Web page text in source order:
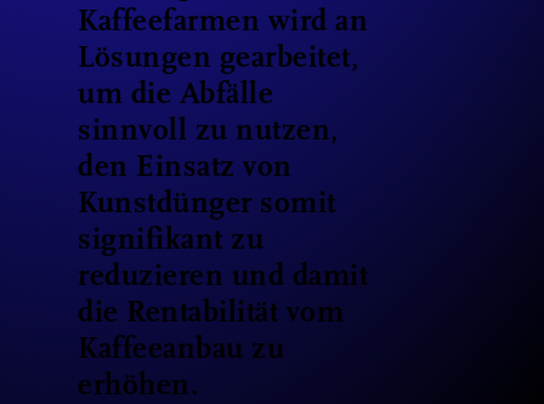
Kaffeefarmen wird an
Lösungen gearbeitet,
um die Abfälle
sinnvoll zu nutzen,
den Einsatz von
Kunstdünger somit
signifikant zu
reduzieren und damit
die Rentabilität vom
Kaffeeanbau zu
erhöhen.